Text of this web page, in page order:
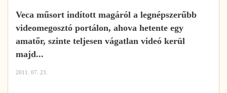
Veca műsort indított magáról a legnépszerűbb
videomegosztó portálon, ahova hetente egy
amatőr, szinte teljesen vágatlan videó kerül
majd...
2011. 07. 23.